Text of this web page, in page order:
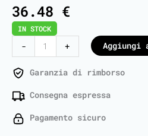
Valutato
5.00 su 5
su base
di
15
recensioni
36.48 €
IN STOCK
-
Oil
-
Liter
+
Garanzia di rimborso
Consegna espressa
Pagamento sicuro